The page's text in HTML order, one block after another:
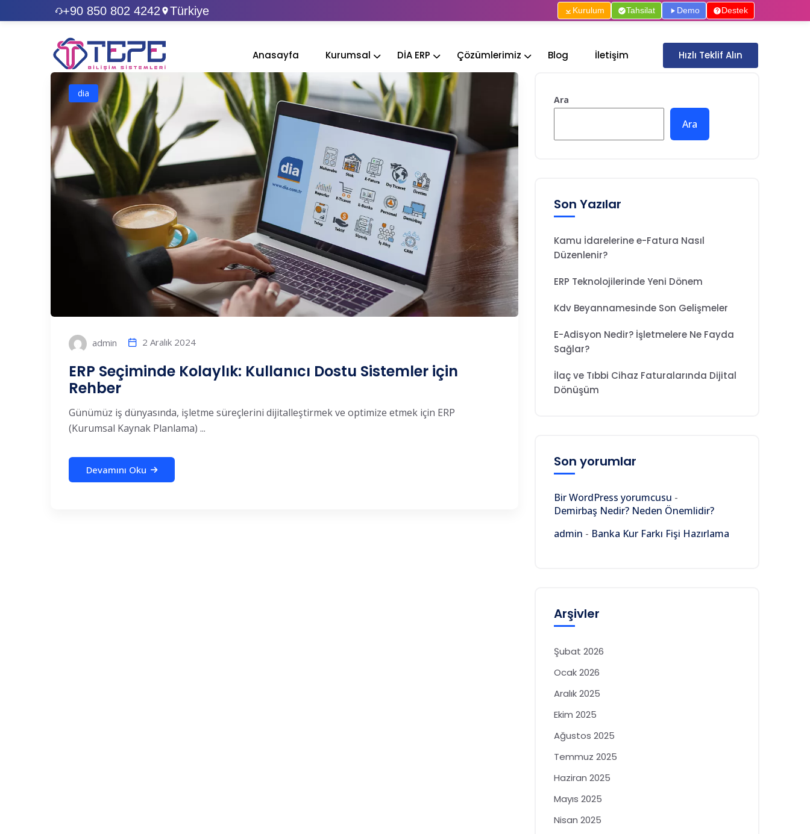
+90 850 802 4242 Türkiye Kurulum Tahsilat Demo Destek
Anasayfa Kurumsal DİA ERP Çözümlerimiz Blog İletişim Hızlı Teklif Alın
dia
admin 2 Aralık 2024
ERP Seçiminde Kolaylık: Kullanıcı Dostu Sistemler için
Rehber
Günümüz iş dünyasında, işletme süreçlerini dijitalleştirmek ve optimize etmek için ERP
(Kurumsal Kaynak Planlama) ...
Devamını Oku
Ara
Ara
Son Yazılar
Kamu İdarelerine e-Fatura Nasıl
Düzenlenir?
ERP Teknolojilerinde Yeni Dönem
Kdv Beyannamesinde Son Gelişmeler
E-Adisyon Nedir? İşletmelere Ne Fayda
Sağlar?
İlaç ve Tıbbi Cihaz Faturalarında Dijital
Dönüşüm
Son yorumlar
Bir WordPress yorumcusu -
Demirbaş Nedir? Neden Önemlidir?
admin - Banka Kur Farkı Fişi Hazırlama
Arşivler
Şubat 2026
Ocak 2026
Aralık 2025
Ekim 2025
Ağustos 2025
Temmuz 2025
Haziran 2025
Mayıs 2025
Nisan 2025